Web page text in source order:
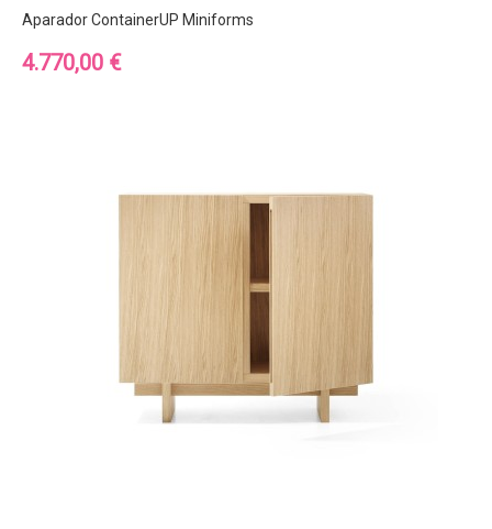
Aparador ContainerUP Miniforms
Precio
4.770,00 €